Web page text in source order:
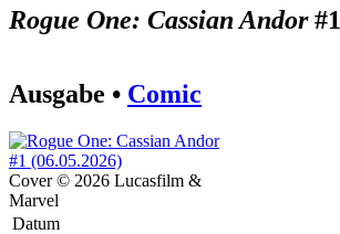
Rogue One: Cassian Andor#1
Ausgabe • Comic
Cover © 2026 Lucasfilm &
Marvel
Datum